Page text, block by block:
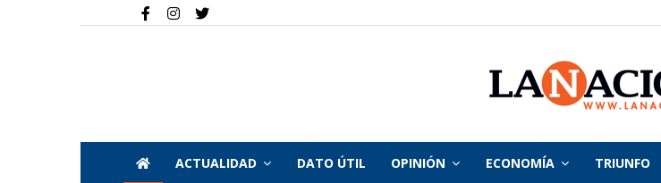
La
ACTUALIDAD DATO ÚTIL OPINIÓN ECONOMÍA TRIUNFO